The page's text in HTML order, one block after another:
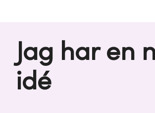
Jag har en
idé